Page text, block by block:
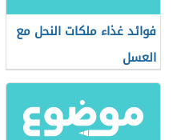
فوائد غذاء ملكات النحل مع
العسل